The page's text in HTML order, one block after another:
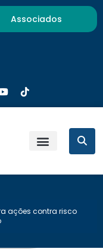
Associados
ações contra risco